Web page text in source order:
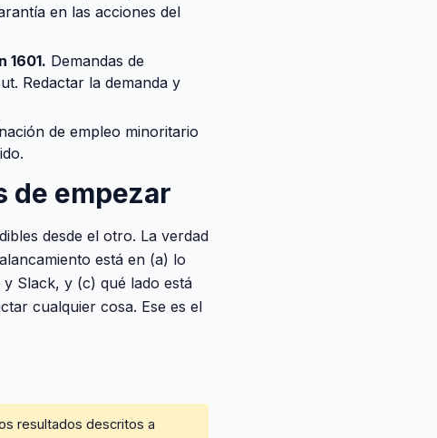
en las acciones del
1601. Demandas de
Redactar la demanda y
de empleo minoritario
de empezar
desde el otro. La verdad
está en (a) lo
Slack, y (c) qué lado está
cualquier cosa. Ese es el
resultados descritos a